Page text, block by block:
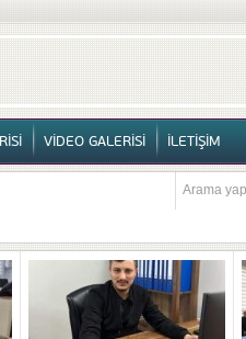
HABERLERİ FOTOĞRAF GALERİSİ
VİDEO GALERİSİ İLETİŞİM